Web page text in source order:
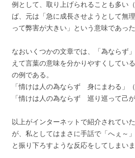
例として、取り上げられることも多い
ば、元は「急に成長させようとして無
って弊害が大きい」という意味であった
なおいくつかの文章では、「為ならず
えて言葉の意味を分かりやすくしてい
の例である。
「情けは人の為ならず 身にまわる」（
「情けは人の為ならず 巡り巡って己が
以上がインターネットで紹介されてい
が、私としてはまさに手話で「へぇ～
と振り下ろすような反応をしてしまいま